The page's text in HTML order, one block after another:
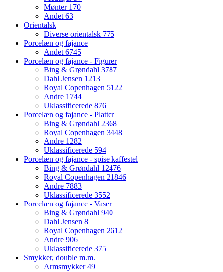
Mønter 170
Andet63
Orientalsk
Diverse orientalsk 775
Porcelæn og fajance
Andet6745
Porcelæn og fajance - Figurer
Bing & Grøndahl 3787
Dahl Jensen 1213
Royal Copenhagen 5122
Andre 1744
Uklassificerede 876
Porcelæn og fajance - Platter
Bing & Grøndahl 2368
Royal Copenhagen 3448
Andre 1282
Uklassificerede 594
Porcelæn og fajance - spise kaffestel
Bing & Grøndahl 12476
Royal Copenhagen 21846
Andre 7883
Uklassificerede 3552
Porcelæn og fajance - Vaser
Bing & Grøndahl 940
Dahl Jensen 8
Royal Copenhagen 2612
Andre 906
Uklassificerede 375
Smykker, double m.m.
Armsmykker49